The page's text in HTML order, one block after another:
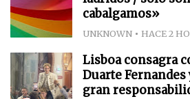
cabalgamos»
UNKNOWN HACE 2
Lisboa consagra
Duarte Fernandes
gran